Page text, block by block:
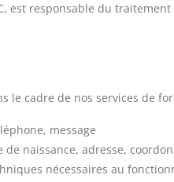
est responsable du
le cadre de nos services de
message
de naissance, adresse,
nécessaires au